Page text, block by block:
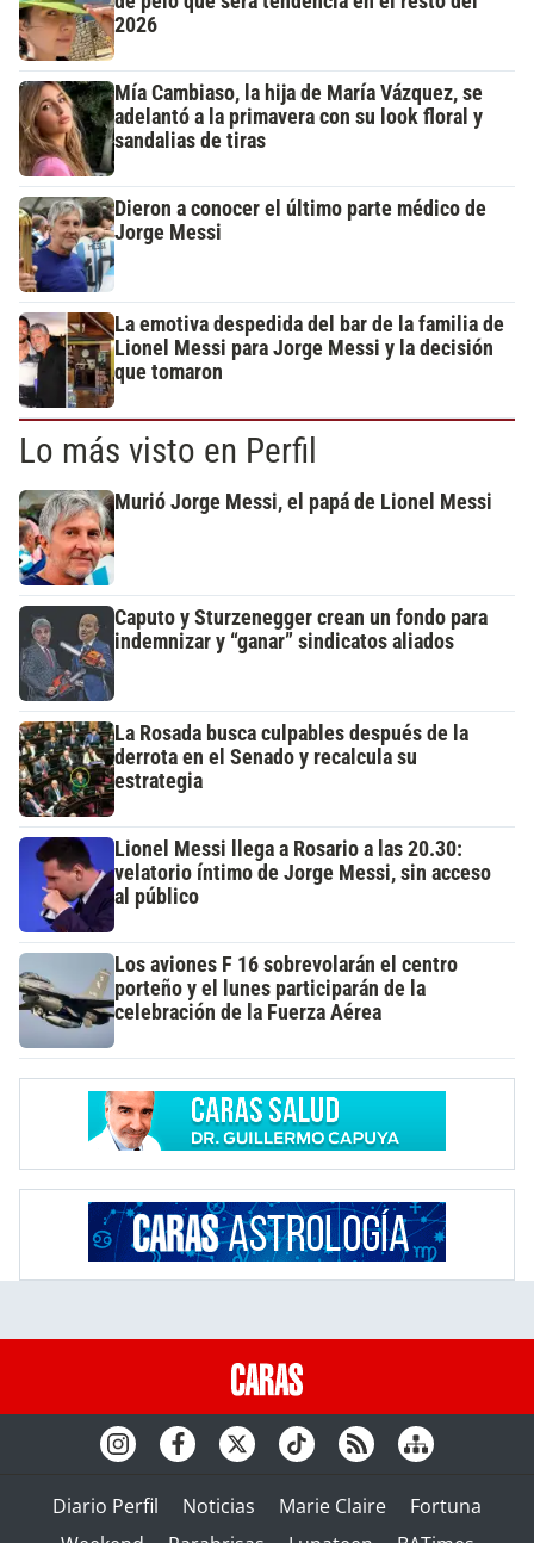
2026
Mía Cambiaso, la hija de María Vázquez, se
adelantó a la primavera con su look floral y
sandalias de tiras
Dieron a conocer el último parte médico de
Jorge Messi
La emotiva despedida del bar de la familia de
Lionel Messi para Jorge Messi y la decisión
que tomaron
Lo más visto en Perfil
Murió Jorge Messi, el papá de Lionel Messi
Caputo y Sturzenegger crean un fondo para
indemnizar y “ganar” sindicatos aliados
La Rosada busca culpables después de la
derrota en el Senado y recalcula su
estrategia
Lionel Messi llega a Rosario a las 20.30:
velatorio íntimo de Jorge Messi, sin acceso
al público
Los aviones F 16 sobrevolarán el centro
porteño y el lunes participarán de la
celebración de la Fuerza Aérea
Diario Perfil Noticias Marie Claire
Fortuna